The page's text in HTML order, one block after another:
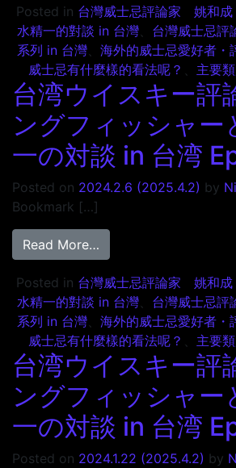
Posted in 台灣威士忌評論家 姚和
水精一的對談 in 台灣、 台灣威士忌評
系列 in 台灣、 海外的威士忌愛好者
威士忌有什麼樣的看法呢？ 、 主要
台湾ウイスキー
ングフィッシャー
一の対談 in 台湾
Posted on 2024.2.6 (2025.4.2) by
Bookmark […]
Read More…
Posted in 台灣威士忌評論家 姚和
水精一的對談 in 台灣、 台灣威士忌評
系列 in 台灣、 海外的威士忌愛好者
威士忌有什麼樣的看法呢？ 、 主要
台湾ウイスキー
ングフィッシャー
一の対談 in 台湾
Posted on 2024.1.22 (2025.4.2) by